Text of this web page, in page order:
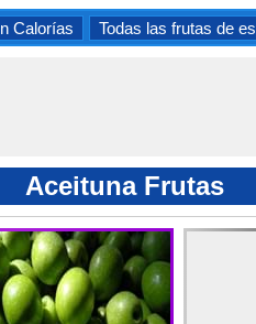
Calorías Todas las frutas de
Aceituna Frutas